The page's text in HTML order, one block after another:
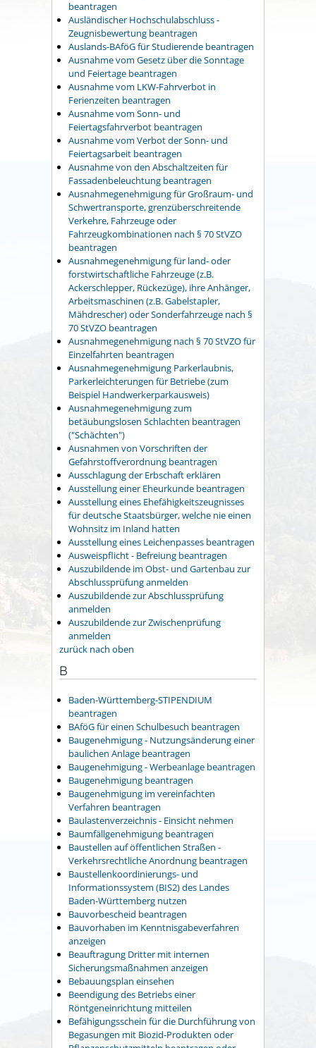
beantragen
Ausländischer Hochschulabschluss -
Zeugnisbewertung beantragen
Auslands-BAföG für Studierende beantragen
Ausnahme vom Gesetz über die Sonntage
und Feiertage beantragen
Ausnahme vom LKW-Fahrverbot in
Ferienzeiten beantragen
Ausnahme vom Sonn- und
Feiertagsfahrverbot beantragen
Ausnahme vom Verbot der Sonn- und
Feiertagsarbeit beantragen
Ausnahme von den Abschaltzeiten für
Fassadenbeleuchtung beantragen
Ausnahmegenehmigung für Großraum- und
Schwertransporte, grenzüberschreitende
Verkehre, Fahrzeuge oder
Fahrzeugkombinationen nach § 70 StVZO
beantragen
Ausnahmegenehmigung für land- oder
forstwirtschaftliche Fahrzeuge (z.B.
Ackerschlepper, Rückezüge), ihre Anhänger,
Arbeitsmaschinen (z.B. Gabelstapler,
Mähdrescher) oder Sonderfahrzeuge nach §
70 StVZO beantragen
Ausnahmegenehmigung nach § 70 StVZO für
Einzelfahrten beantragen
Ausnahmegenehmigung Parkerlaubnis,
Parkerleichterungen für Betriebe (zum
Beispiel Handwerkerparkausweis)
Ausnahmegenehmigung zum
betäubungslosen Schlachten beantragen
("Schächten")
Ausnahmen von Vorschriften der
Gefahrstoffverordnung beantragen
Ausschlagung der Erbschaft erklären
Ausstellung einer Eheurkunde beantragen
Ausstellung eines Ehefähigkeitszeugnisses
für deutsche Staatsbürger, welche nie einen
Wohnsitz im Inland hatten
Ausstellung eines Leichenpasses beantragen
Ausweispflicht - Befreiung beantragen
Auszubildende im Obst- und Gartenbau zur
Abschlussprüfung anmelden
Auszubildende zur Abschlussprüfung
anmelden
Auszubildende zur Zwischenprüfung
anmelden
zurück nach oben
B
Baden-Württemberg-STIPENDIUM
beantragen
BAföG für einen Schulbesuch beantragen
Baugenehmigung - Nutzungsänderung einer
baulichen Anlage beantragen
Baugenehmigung - Werbeanlage beantragen
Baugenehmigung beantragen
Baugenehmigung im vereinfachten
Verfahren beantragen
Baulastenverzeichnis - Einsicht nehmen
Baumfällgenehmigung beantragen
Baustellen auf öffentlichen Straßen -
Verkehrsrechtliche Anordnung beantragen
Baustellenkoordinierungs- und
Informationssystem (BIS2) des Landes
Baden-Württemberg nutzen
Bauvorbescheid beantragen
Bauvorhaben im Kenntnisgabeverfahren
anzeigen
Beauftragung Dritter mit internen
Sicherungsmaßnahmen anzeigen
Bebauungsplan einsehen
Beendigung des Betriebs einer
Röntgeneinrichtung mitteilen
Befähigungsschein für die Durchführung von
Begasungen mit Biozid-Produkten oder